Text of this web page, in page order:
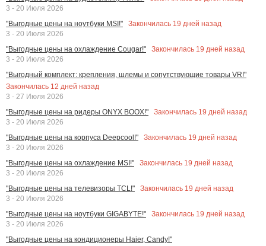
3 - 20 Июля 2026
"Выгодные цены на ноутбуки MSI!"
Закончилась 19 дней назад
3 - 20 Июля 2026
"Выгодные цены на охлаждение Cougar!"
Закончилась 19 дней назад
3 - 20 Июля 2026
"Выгодный комплект: крепления, шлемы и сопутствующие товары VR!"
Закончилась 12 дней назад
3 - 27 Июля 2026
"Выгодные цены на ридеры ONYX BOOX!"
Закончилась 19 дней назад
3 - 20 Июля 2026
"Выгодные цены на корпуса Deepcool!"
Закончилась 19 дней назад
3 - 20 Июля 2026
"Выгодные цены на охлаждение MSI!"
Закончилась 19 дней назад
3 - 20 Июля 2026
"Выгодные цены на телевизоры TCL!"
Закончилась 19 дней назад
3 - 20 Июля 2026
"Выгодные цены на ноутбуки GIGABYTE!"
Закончилась 19 дней назад
3 - 20 Июля 2026
"Выгодные цены на кондиционеры Haier, Candy!"